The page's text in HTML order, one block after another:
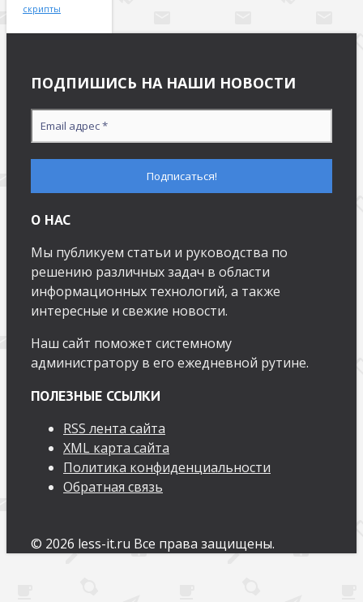
скрипты
ПОДПИШИСЬ НА НАШИ НОВОСТИ
О НАС
Мы публикуем статьи и руководства по
решению различных задач в области
информационных технологий, а также
интересные и свежие новости.
Наш сайт поможет системному
администратору в его ежедневной рутине.
ПОЛЕЗНЫЕ ССЫЛКИ
RSS лента сайта
XML карта сайта
Политика конфиденциальности
Обратная связь
© 2026 less-it.ru Все права защищены.